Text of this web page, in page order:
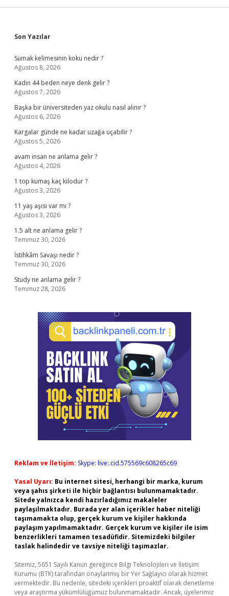
Sidebar
Son Yazılar
Sumak kelimesinin koku nedir ?
Ağustos 8, 2026
Kadın 44 beden neye denk gelir ?
Ağustos 7, 2026
Başka bir üniversiteden yaz okulu nasıl alınır ?
Ağustos 6, 2026
Kargalar günde ne kadar uzağa uçabilir ?
Ağustos 5, 2026
avam insan ne anlama gelir ?
Ağustos 4, 2026
1 top kumaş kaç kilodur ?
Ağustos 3, 2026
11 yaş aşısı var mı ?
Ağustos 3, 2026
1.5 alt ne anlama gelir ?
Temmuz 30, 2026
İstihkâm Savaşı nedir ?
Temmuz 30, 2026
Study ne anlama gelir ?
Temmuz 28, 2026
Reklam ve İletişim: Skype: live:.cid.575569c608265c69
Yasal Uyarı: Bu internet sitesi, herhangi bir marka, kurum
veya şahıs şirketi ile hiçbir bağlantısı bulunmamaktadır.
Sitede yalnızca kendi hazırladığımız makaleler
paylaşılmaktadır. Burada yer alan içerikler haber niteliği
taşımamakta olup, gerçek kurum ve kişiler hakkında
paylaşım yapılmamaktadır. Gerçek kurum ve kişiler ile isim
benzerlikleri tamamen tesadüfidir. Sitemizdeki bilgiler
taslak halindedir ve tavsiye niteliği taşımazlar.
Sitemiz, 5651 Sayılı Kanun gereğince Bilgi Teknolojileri ve İletişim
Kurumu (BTK) tarafından onaylanmış bir Yer Sağlayıcı olarak hizmet
vermektedir. Bu nedenle, sitedeki içerikleri proaktif olarak denetleme
veya araştırma yükümlülüğümüz bulunmamaktadır. Ancak, üyelerimiz